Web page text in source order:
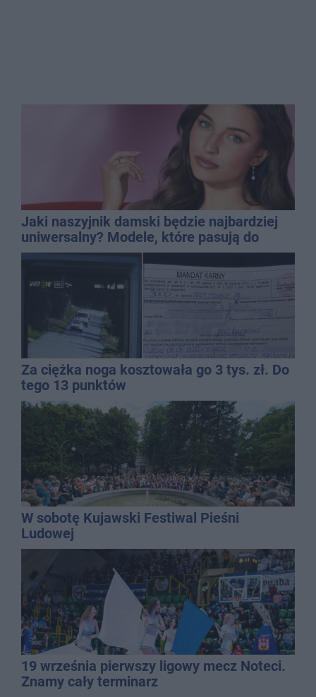
Jaki naszyjnik damski będzie najbardziej
uniwersalny? Modele, które pasują do
wielu stylizacji
Za ciężka noga kosztowała go 3 tys. zł. Do
tego 13 punktów
W sobotę Kujawski Festiwal Pieśni
Ludowej
19 września pierwszy ligowy mecz Noteci.
Znamy cały terminarz